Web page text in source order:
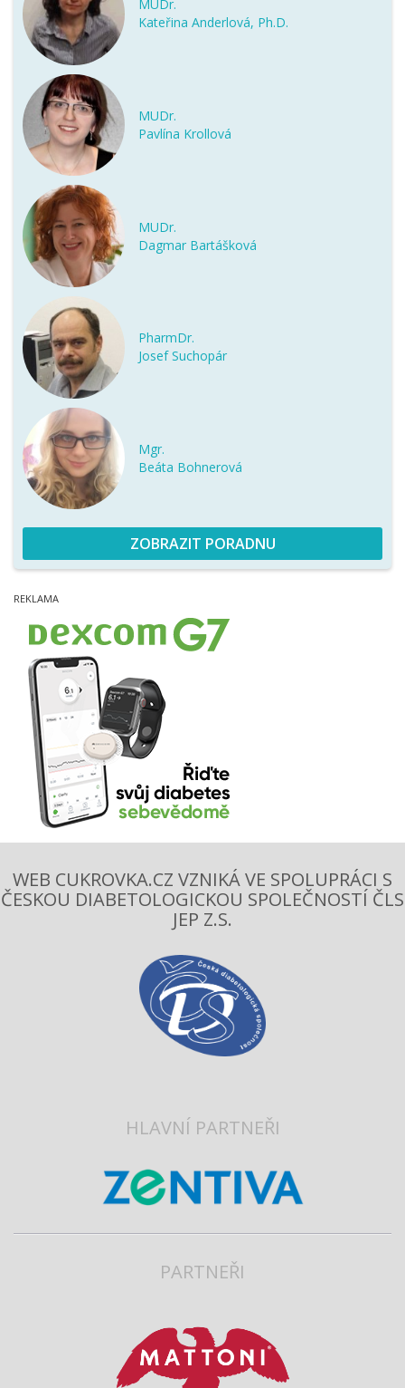
MUDr.
Kateřina Anderlová, Ph.D.
MUDr.
Pavlína Krollová
MUDr.
Dagmar Bartášková
PharmDr.
Josef Suchopár
Mgr.
Beáta Bohnerová
ZOBRAZIT PORADNU
WEB CUKROVKA.CZ VZNIKÁ VE SPOLUPRÁCI S
ČESKOU DIABETOLOGICKOU SPOLEČNOSTÍ ČLS
JEP Z.S.
HLAVNÍ PARTNEŘI
PARTNEŘI